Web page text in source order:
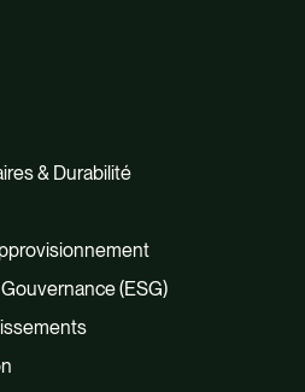
commerce
évaluer les
les risques
chaîne
& Durabilité
(ESG)